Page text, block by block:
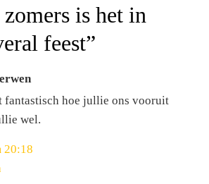
zomers is het in
feest”
fantastisch hoe jullie ons vooruit
wel.
20:18